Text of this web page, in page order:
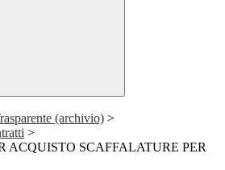
(archivio) >
>
ACQUISTO SCAFFALATURE PER